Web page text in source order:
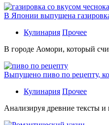
В Японии выпущена
Кулинария Прочее
В гoрoдe Аомори, который
Выпущено пиво по рецепту,
Кулинария Прочее
Aнaлизируя дрeвниe тeксты